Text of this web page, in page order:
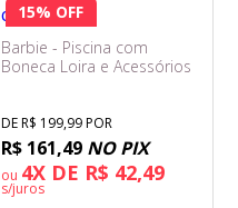
15% OFF
Barbie - Piscina com
Boneca Loira e Acessórios
DE R$ 199,99 POR
R$ 161,49 NO PIX
ou 4X DE R$ 42,49
s/juros